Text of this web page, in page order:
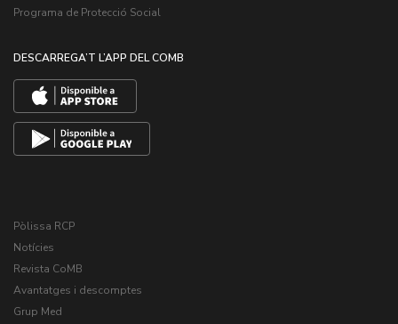
Programa de Protecció Social
DESCARREGA’T L’APP DEL COMB
Pòlissa RCP
Notícies
Revista CoMB
Avantatges i descomptes
Grup Med